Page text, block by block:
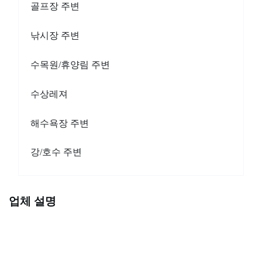
골프장 주변
낚시장 주변
수목원/휴양림 주변
수상레져
해수욕장 주변
강/호수 주변
업체 설명